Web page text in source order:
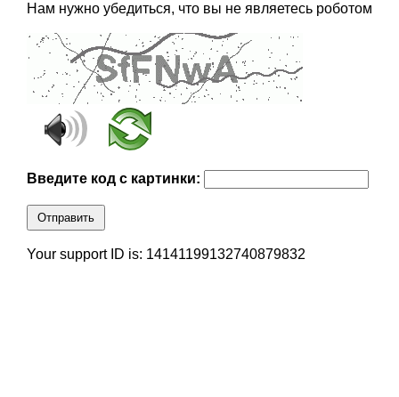
Нам нужно убедиться, что вы не являетесь роботом
Введите код с картинки:
Отправить
Your support ID is: 14141199132740879832